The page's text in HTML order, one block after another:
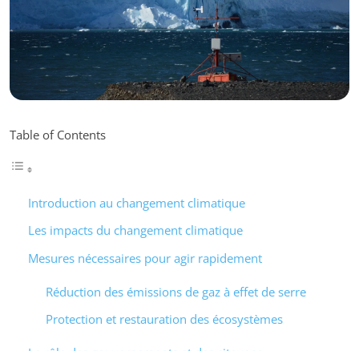
Table of Contents
Introduction au changement climatique
Les impacts du changement climatique
Mesures nécessaires pour agir rapidement
Réduction des émissions de gaz à effet de serre
Protection et restauration des écosystèmes